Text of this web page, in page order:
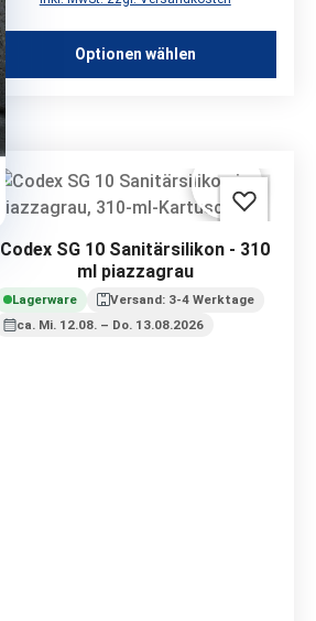
Optionen wählen
Codex SG 10 Sanitärsilikon - 310
ml piazzagrau
Lagerware
Versand: 3-4 Werktage
ca. Mi. 12.08. – Do. 13.08.2026